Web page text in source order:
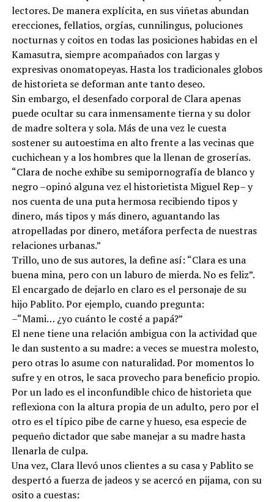
lectores. De manera explícita, en sus viñetas abundan
erecciones, fellatios, orgías, cunnilingus, poluciones
nocturnas y coitos en todas las posiciones habidas en el
Kamasutra, siempre acompañados con largas y
expresivas onomatopeyas. Hasta los tradicionales globos
de historieta se deforman ante tanto deseo.
Sin embargo, el desenfado corporal de Clara apenas
puede ocultar su cara inmensamente tierna y su dolor
de madre soltera y sola. Más de una vez le cuesta
sostener su autoestima en alto frente a las vecinas que
cuchichean y a los hombres que la llenan de groserías.
“Clara de noche exhibe su semipornografía de blanco y
negro –opinó alguna vez el historietista Miguel Rep– y
nos cuenta de una puta hermosa recibiendo tipos y
dinero, más tipos y más dinero, aguantando las
atropelladas por dinero, metáfora perfecta de nuestras
relaciones urbanas.”
Trillo, uno de sus autores, la define así: “Clara es una
buena mina, pero con un laburo de mierda. No es feliz”.
El encargado de dejarlo en claro es el personaje de su
hijo Pablito. Por ejemplo, cuando pregunta:
–“Mami… ¿yo cuánto le costé a papá?”
El nene tiene una relación ambigua con la actividad que
le dan sustento a su madre: a veces se muestra molesto,
pero otras lo asume con naturalidad. Por momentos lo
sufre y en otros, le saca provecho para beneficio propio.
Por un lado es el inconfundible chico de historieta que
reflexiona con la altura propia de un adulto, pero por el
otro es el típico pibe de carne y hueso, esa especie de
pequeño dictador que sabe manejar a su madre hasta
llenarla de culpa.
Una vez, Clara llevó unos clientes a su casa y Pablito se
despertó a fuerza de jadeos y se acercó en pijama, con su
osito a cuestas: